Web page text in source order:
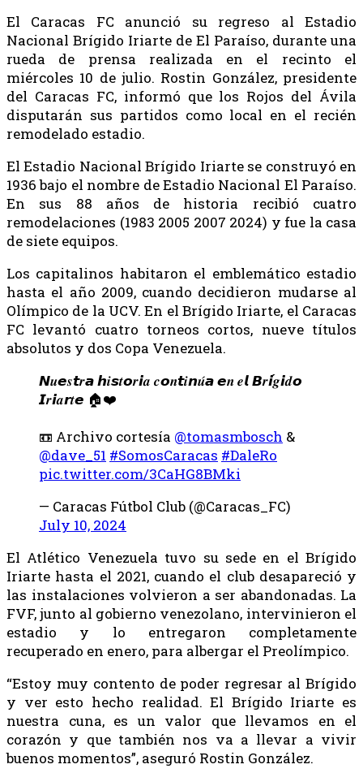
El Caracas FC anunció su regreso al Estadio
Nacional Brígido Iriarte de El Paraíso, durante una
rueda de prensa realizada en el recinto el
miércoles 10 de julio. Rostin González, presidente
del Caracas FC, informó que los Rojos del Ávila
disputarán sus partidos como local en el recién
remodelado estadio.
El Estadio Nacional Brígido Iriarte se construyó en
1936 bajo el nombre de Estadio Nacional El Paraíso.
En sus 88 años de historia recibió cuatro
remodelaciones (1983 2005 2007 2024) y fue la casa
de siete equipos.
Los capitalinos habitaron el emblemático estadio
hasta el año 2009, cuando decidieron mudarse al
Olímpico de la UCV. En el Brígido Iriarte, el Caracas
FC levantó cuatro torneos cortos, nueve títulos
absolutos y dos Copa Venezuela.
𝙉𝒖𝙚𝒔𝙩𝒓𝙖 𝙝𝒊𝙨𝒕𝙤𝒓𝙞𝒂 𝒄𝙤𝒏𝙩𝒊𝙣𝒖́𝙖 𝙚𝒏 𝒆𝙡 𝘽𝒓𝙞́𝒈𝙞𝒅𝙤
𝙄𝒓𝙞𝒂𝙧𝒕𝙚 🏠❤️
📼 Archivo cortesía @tomasmbosch &
@dave_51 #SomosCaracas #DaleRo
pic.twitter.com/3CaHG8BMki
— Caracas Fútbol Club (@Caracas_FC)
July 10, 2024
El Atlético Venezuela tuvo su sede en el Brígido
Iriarte hasta el 2021, cuando el club desapareció y
las instalaciones volvieron a ser abandonadas. La
FVF, junto al gobierno venezolano, intervinieron el
estadio y lo entregaron completamente
recuperado en enero, para albergar el Preolímpico.
“Estoy muy contento de poder regresar al Brígido
y ver esto hecho realidad. El Brígido Iriarte es
nuestra cuna, es un valor que llevamos en el
corazón y que también nos va a llevar a vivir
buenos momentos”, aseguró Rostin González.